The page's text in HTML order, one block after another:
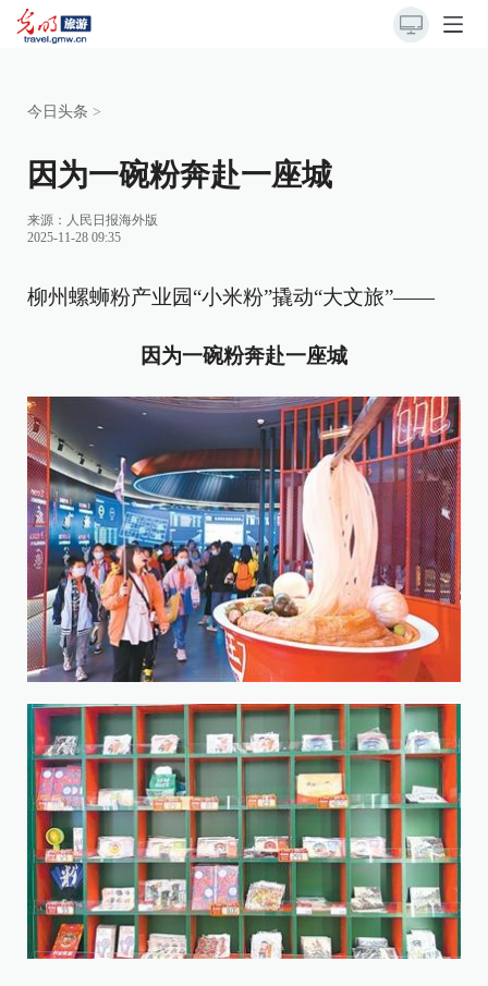
今日头条 >
因为一碗粉奔赴一座城
来源： 人民日报海外版
2025-11-28 09:35
柳州螺蛳粉产业园“小米粉”撬动“大文旅”——
因为一碗粉奔赴一座城